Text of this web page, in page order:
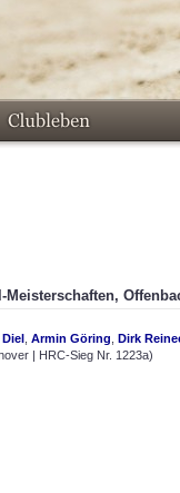
Meisterschaften,
Armin Göring Dirk
| HRC-Sieg Nr. 1223a)